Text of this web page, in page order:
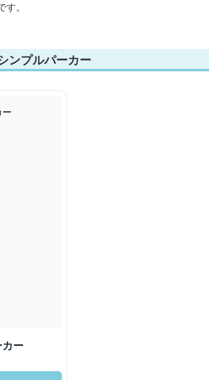
。
ンプルパーカー
ー